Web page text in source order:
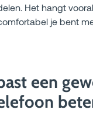
Het hangt
je bent
een